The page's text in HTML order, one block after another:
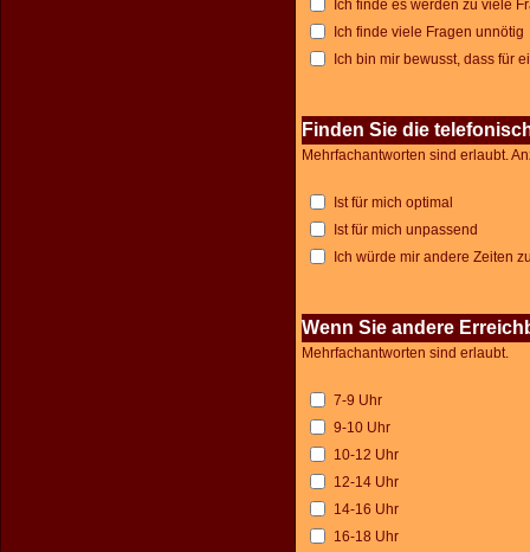
Ich finde es werden zu viele
Ich finde viele Fragen unnötig
Ich bin mir bewusst, dass für
Finden Sie die
Mehrfachantworten sind erlaubt.
Ist für mich optimal
Ist für mich unpassend
Ich würde mir andere Zeiten
Wenn Sie andere
Mehrfachantworten sind erlaubt.
7-9 Uhr
9-10 Uhr
10-12 Uhr
12-14 Uhr
14-16 Uhr
16-18 Uhr